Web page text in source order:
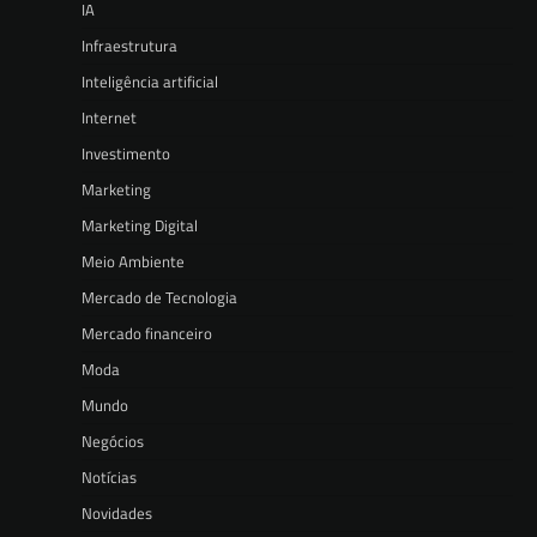
IA
Infraestrutura
Inteligência artificial
Internet
Investimento
Marketing
Marketing Digital
Meio Ambiente
Mercado de Tecnologia
Mercado financeiro
Moda
Mundo
Negócios
Notícias
Novidades